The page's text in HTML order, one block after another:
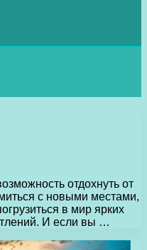
отдохнуть от
с новыми местами,
в мир ярких
И если вы …